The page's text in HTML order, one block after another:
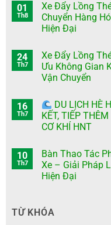
01
Th8
Xe Đẩy Lồng
Chuyển Hàng
Hiện Đại
24
Th7
Xe Đẩy Lồng
Ưu Không Gian
Vận Chuyển
16
Th7
DU LỊCH HÈ
KẾT, TIẾP
CƠ KHÍ HNT
10
Th7
Bàn Thao Tác
Xe – Giải Pháp
Hiện Đại
TỪ KHÓA